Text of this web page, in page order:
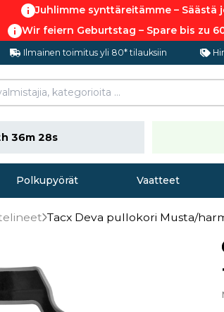
Juhlimme synttäreitämme – Säästä
Wir feiern Geburtstag – Spare bis zu
Ilmainen toimitus yli 80* tilauksiin
36m 27s
Polkupyörät Vaatteet
Tacx Deva pullokori Musta/